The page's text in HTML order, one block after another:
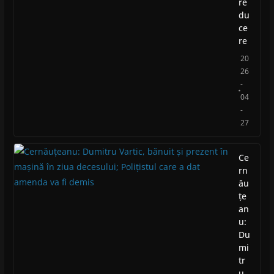
du
ce
re
20
26
-
04
-
27
Ce
rn
ău
țe
an
u:
Du
mi
tr